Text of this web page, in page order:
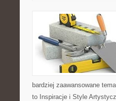
bardziej zaawansowane
to Inspiracje i Style